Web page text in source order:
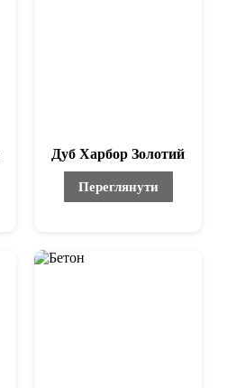
Дуб Харбор Золотий
Переглянути